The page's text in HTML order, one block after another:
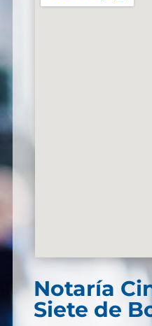
Notaría
Siete de